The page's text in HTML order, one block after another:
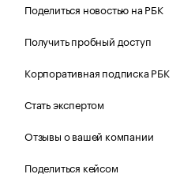
Поделиться новостью на РБК
Получить пробный доступ
Корпоративная подписка РБК
Стать экспертом
Отзывы о вашей компании
Поделиться кейсом